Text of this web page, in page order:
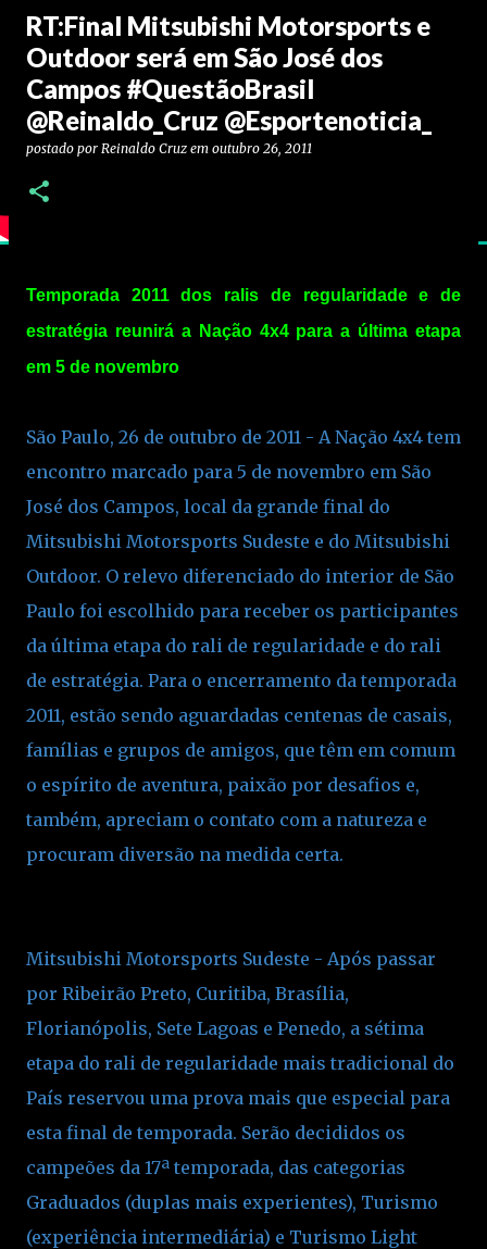
RT:Final Mitsubishi Motorsports e
Outdoor será em São José dos
Campos #QuestãoBrasil
@Reinaldo_Cruz @Esportenoticia_
postado por Reinaldo Cruz em outubro 26, 2011
Temporada 2011 dos ralis de regularidade e de
estratégia reunirá a Nação 4x4 para a última etapa
em 5 de novembro
São Paulo, 26 de outubro de 2011 - A Nação 4x4 tem
encontro marcado para 5 de novembro em São
José dos Campos, local da grande final do
Mitsubishi Motorsports Sudeste e do Mitsubishi
Outdoor. O relevo diferenciado do interior de São
Paulo foi escolhido para receber os participantes
da última etapa do rali de regularidade e do rali
de estratégia. Para o encerramento da temporada
2011, estão sendo aguardadas centenas de casais,
famílias e grupos de amigos, que têm em comum
o espírito de aventura, paixão por desafios e,
também, apreciam o contato com a natureza e
procuram diversão na medida certa.
Mitsubishi Motorsports Sudeste - Após passar
por Ribeirão Preto, Curitiba, Brasília,
Florianópolis, Sete Lagoas e Penedo, a sétima
etapa do rali de regularidade mais tradicional do
País reservou uma prova mais que especial para
esta final de temporada. Serão decididos os
campeões da 17ª temporada, das categorias
Graduados (duplas mais experientes), Turismo
(experiência intermediária) e Turismo Light